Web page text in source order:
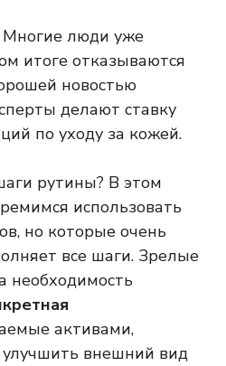
Многие люди уже
итоге отказываются
новостью
делают ставку
по уходу за кожей.
рутины? В этом
использовать
но которые очень
все шаги. Зрелые
необходимость
активами,
внешний вид